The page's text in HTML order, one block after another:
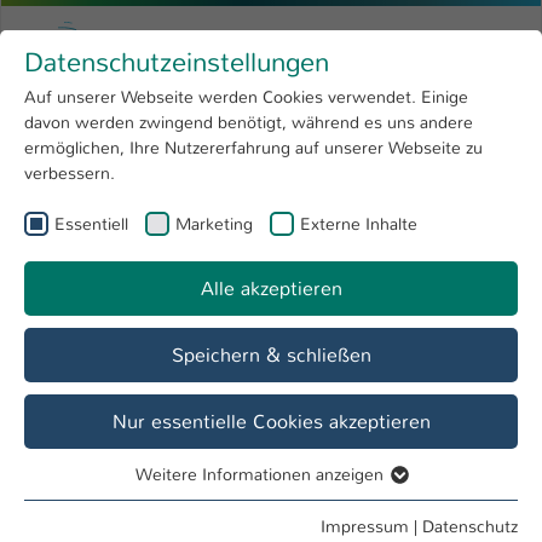
Menu
Forschung 4
Open submenu
Hochschule
International
Zum Hauptinhalt springen
Hochschule Kaiserslautern
Sie sind hier:
Suche
Personenverzeichnis
Studiengänge
Datenschutzeinstellungen
Auf unserer Webseite werden Cookies verwendet. Einige
davon werden zwingend benötigt, während es uns andere
ermöglichen, Ihre Nutzererfahrung auf unserer Webseite zu
verbessern.
Essentiell Marketing Externe Inhalte
Alle akzeptieren
Speichern & schließen
Nur essentielle Cookies akzeptieren
Essentielle Cookies werden für grundlegende Funktionen
Weitere Informationen anzeigen
Impressum | Datenschutz